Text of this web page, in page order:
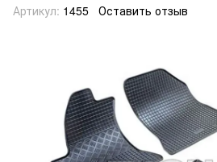
Артикул: 1455 Оставить отзыв